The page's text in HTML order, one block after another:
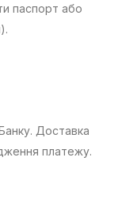
паспорт або
Доставка
платежу.